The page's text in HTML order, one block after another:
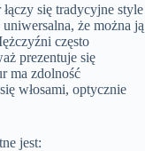
się tradycyjne style
że można ją
często
prezentuje się
ma zdolność
włosami, optycznie
jest: